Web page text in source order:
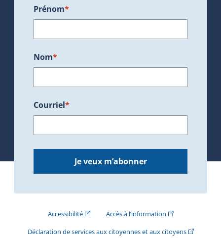
Prénom*
Nom*
Courriel*
Je veux m’abonner
Accessibilité(Cet hyperlien externe s'ouvrira dans une
Accès à l’information(Cet hyperlien
Déclaration de services aux citoyennes et aux citoyens(Cet